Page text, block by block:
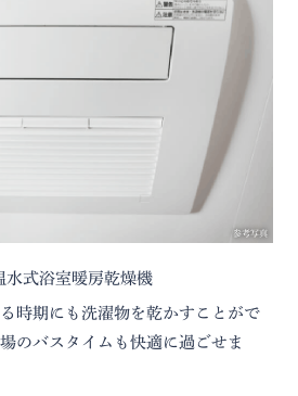
参考写真
水式浴室暖房乾燥機
時期にも洗濯物を乾かすことがで
のバスタイムも快適に過ごせま